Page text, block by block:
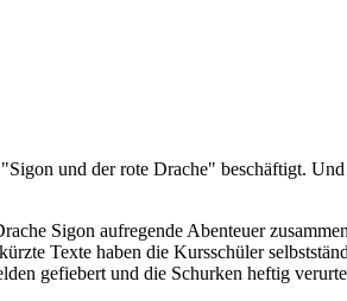
und der rote Drache" beschäftigt. Und
Sigon aufregende Abenteuer
Texte haben die Kursschüler
gefiebert und die Schurken heftig